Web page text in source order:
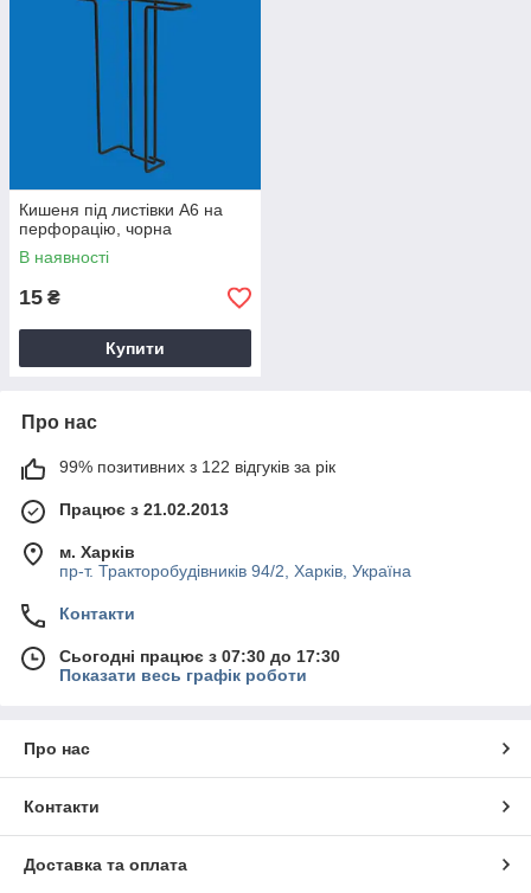
Кишеня під листівки А6 на
перфорацію, чорна
В наявності
15 ₴
Купити
Про нас
99% позитивних з 122 відгуків за рік
Працює з 21.02.2013
м. Харків
пр-т. Тракторобудівників 94/2, Харків, Україна
Контакти
Сьогодні працює з 07:30 до 17:30
Показати весь графік роботи
Про нас
Контакти
Доставка та оплата